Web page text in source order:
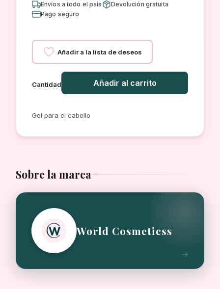
Envíos a todo el país
Devolución gratuita
Pago seguro
Añadir a la lista de deseos
Cantidad
DE
DORE
Añadir al carrito
Gel para el cabello
Sobre la marca
World Cosmeticss